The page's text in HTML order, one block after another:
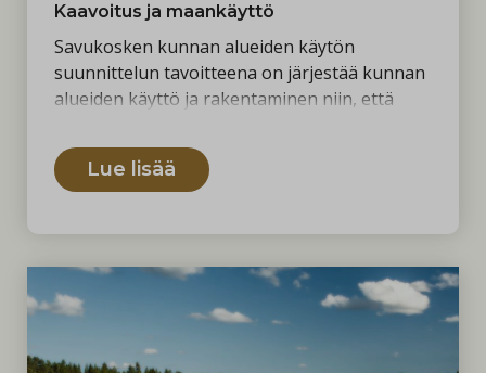
Kaavoitus ja maankäyttö
Savukosken kunnan alueiden käytön
suunnittelun tavoitteena on järjestää kunnan
alueiden käyttö ja rakentaminen niin, että
Alueiden käytön suunnittelussa tavoitellaan
yhdyskuntien eheyttä ja olemassa olevan
lautakunta toimii maankäyttö- ja rakennuslain
Lautakunnan ratkaisuvaltaan kuuluvat
maankäyttö- ja rakennuslain lisäksi
koskevat asiat.
Lue lisää